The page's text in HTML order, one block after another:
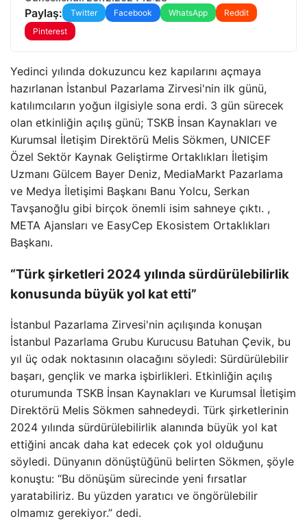
Paylaş: Twitter Facebook WhatsApp
Reddit
Pinterest
Yedinci yılında dokuzuncu kez kapılarını açmaya
hazırlanan İstanbul Pazarlama Zirvesi'nin ilk günü,
katılımcıların yoğun ilgisiyle sona erdi. 3 gün sürecek
olan etkinliğin açılış günü; TSKB İnsan Kaynakları ve
Kurumsal İletişim Direktörü Melis Sökmen, UNICEF
Özel Sektör Kaynak Geliştirme Ortaklıkları İletişim
Uzmanı Gülcem Bayer Deniz, MediaMarkt Pazarlama
ve Medya İletişimi Başkanı Banu Yolcu, Serkan
Tavşanoğlu gibi birçok önemli isim sahneye çıktı. ,
META Ajansları ve EasyCep Ekosistem Ortaklıkları
Başkanı.
“Türk şirketleri 2024 yılında sürdürülebilirlik
konusunda büyük yol kat etti”
İstanbul Pazarlama Zirvesi'nin açılışında konuşan
İstanbul Pazarlama Grubu Kurucusu Batuhan Çevik, bu
yıl üç odak noktasının olacağını söyledi: Sürdürülebilir
başarı, gençlik ve marka işbirlikleri. Etkinliğin açılış
oturumunda TSKB İnsan Kaynakları ve Kurumsal İletişim
Direktörü Melis Sökmen sahnedeydi. Türk şirketlerinin
2024 yılında sürdürülebilirlik alanında büyük yol kat
ettiğini ancak daha kat edecek çok yol olduğunu
söyledi. Dünyanın dönüştüğünü belirten Sökmen, şöyle
konuştu: “Bu dönüşüm sürecinde yeni fırsatlar
yaratabiliriz. Bu yüzden yaratıcı ve öngörülebilir
olmamız gerekiyor.” dedi.